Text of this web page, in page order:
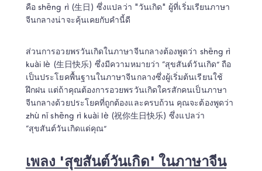
คือ shēng rì (生日) ซึ่งแปลว่า "วันเกิด" ผู้ที่เริ่มเรียนภาษา
จีนกลางน่าจะคุ้นเคยกับคำนี้ดี
ส่วนการอวยพรวันเกิดในภาษาจีนกลางต้องพูดว่า shēng rì
kuài lè (生日快乐) ซึ่งมีความหมายว่า “สุขสันต์วันเกิด” ถือ
เป็นประโยคพื้นฐานในภาษาจีนกลางซึ่งผู้เริ่มต้นเรียนใช้
ฝึกฝน แต่ถ้าคุณต้องการอวยพรวันเกิดใครสักคนเป็นภาษา
จีนกลางด้วยประโยคที่ถูกต้องและครบถ้วน คุณจะต้องพูดว่า
zhù nǐ shēng rì kuài lè (祝你生日快乐) ซึ่งแปลว่า
เพลง 'สุขสันต์วันเกิด' ในภาษาจีน